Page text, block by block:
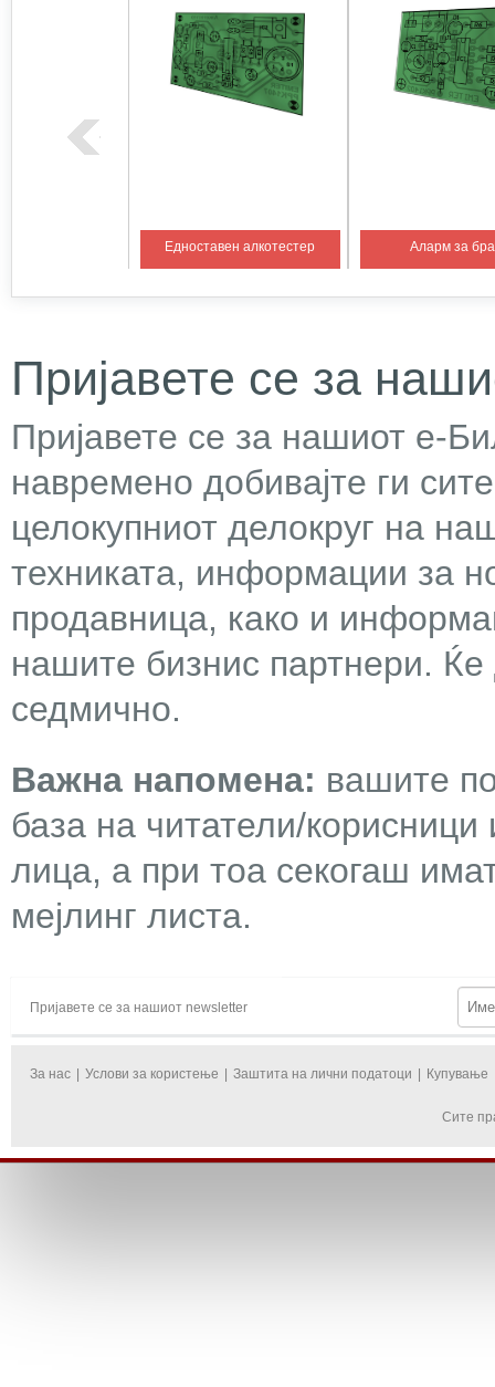
Едноставен алкотестер Аларм за
Пријавете се за
Пријавете се за нашиот е-
навремено добивајте ги
целокупниот делокруг на
техниката, информации за
продавница, како и
нашите бизнис партнери.
седмично.
Важна напомена: вашите
база на читатели/
лица, а при тоа секогаш
мејлинг листа.
Пријавете се за нашиот newsletter
За нас Услови за користење Заштита на лични податоци Купување
Сите